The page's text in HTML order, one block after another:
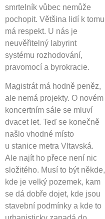
smrtelník vůbec nemůže
pochopit. Většina lidí k tomu
má respekt. U nás je
neuvěřitelný labyrint
systému rozhodování,
pravomocí a byrokracie.
Magistrát má hodně peněz,
ale nemá projekty. O novém
koncertním sále se mluví
dvacet let. Teď se konečně
našlo vhodné místo
u stanice metra Vltavská.
Ale najít ho přece není nic
složitého. Musí to být někde,
kde je velký pozemek, kam
se dá dobře dojet, kde jsou
stavební podmínky a kde to